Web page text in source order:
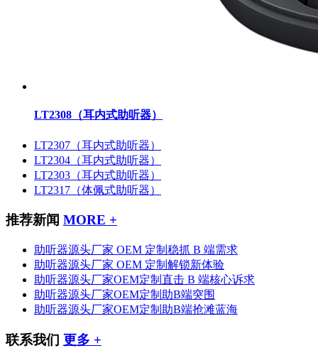
LT2308（耳内式助听器）
LT2307（耳内式助听器）
LT2304（耳内式助听器）
LT2303（耳内式助听器）
LT2317（体佩式助听器）
推荐新闻 MORE +
助听器源头厂家 OEM 定制稳抓 B 端需求
助听器源头厂家 OEM 定制解锁新体验
助听器源头厂家OEM定制直击 B 端核心诉求
助听器源头厂家OEM定制助B端突围
助听器源头厂家OEM定制助B端抢滩蓝海
联系我们 更多 +